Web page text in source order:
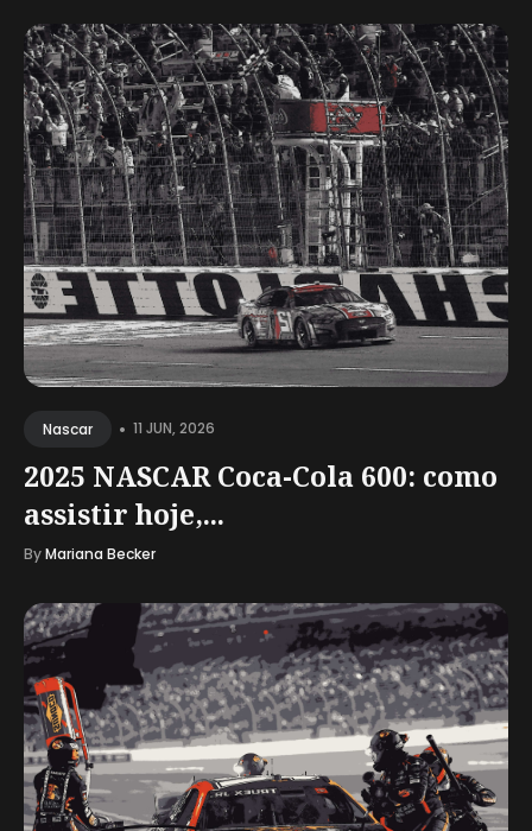
Nascar • 11 JUN, 2026
2025 NASCAR Coca-Cola 600: como
assistir hoje,...
ByMariana Becker